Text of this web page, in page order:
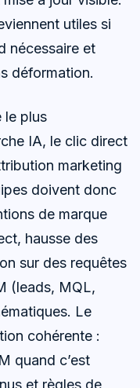
utiles si
nécessaire et
déformation.
le plus
IA, le clic direct
marketing
doivent donc
de marque
hausse des
sur des requêtes
(leads, MQL,
Le
cohérente :
quand c’est
et règles de